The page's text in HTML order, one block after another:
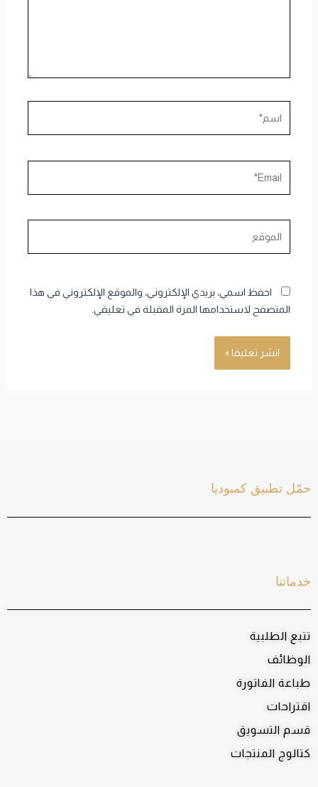
احفظ اسمي، بريدي الإلكتروني، والموقع الإلكتروني في هذا
المتصفح لاستخدامها المرة المقبلة في تعليقي.
خدماتنا
تتبع الطلبية
الوظائف
طباعة الفاتورة
اقتراحات
قسم التسويق
كتالوج المنتجات
حمّل تطبيق كمبوديا